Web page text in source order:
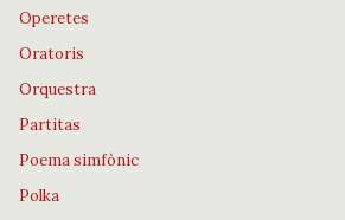
Operetes
Oratoris
Orquestra
Partitas
Poema simfònic
Polka